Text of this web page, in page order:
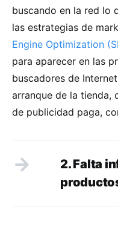
buscando en la red lo
las estrategias de
Engine Optimization
para aparecer en las
buscadores de
arranque de la tienda,
de publicidad paga,
2. Falta